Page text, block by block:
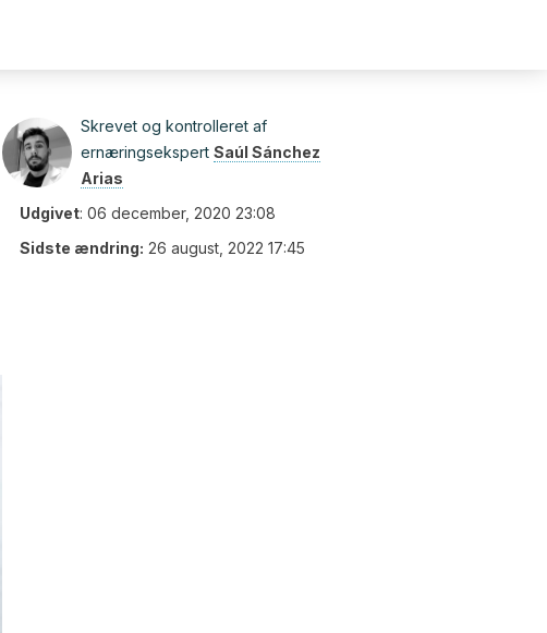
Skrevet og kontrolleret af
ernæringsekspert Saúl Sánchez
Arias
Udgivet: 06 december, 2020 23:08
Sidste ændring: 26 august, 2022 17:45